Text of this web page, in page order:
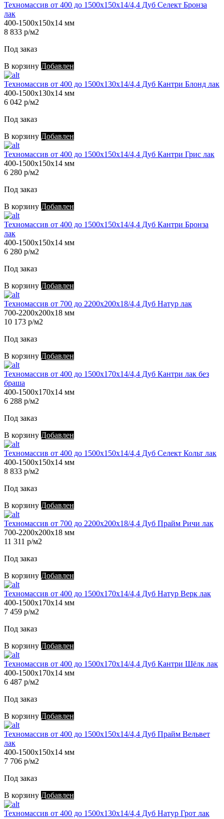
Техномассив от 400 до 1500х150х14/4,4 Дуб Селект Бронза
лак
400-1500х150х14 мм
8 833 р/м2
Под заказ
В корзину Добавлен
Техномассив от 400 до 1500х130х14/4,4 Дуб Кантри Блонд лак
400-1500х130х14 мм
6 042 р/м2
Под заказ
В корзину Добавлен
Техномассив от 400 до 1500х150х14/4,4 Дуб Кантри Грис лак
400-1500х150х14 мм
6 280 р/м2
Под заказ
В корзину Добавлен
Техномассив от 400 до 1500х150х14/4,4 Дуб Кантри Бронза
лак
400-1500х150х14 мм
6 280 р/м2
Под заказ
В корзину Добавлен
Техномассив от 700 до 2200х200х18/4,4 Дуб Натур лак
700-2200х200х18 мм
10 173 р/м2
Под заказ
В корзину Добавлен
Техномассив от 400 до 1500х170х14/4,4 Дуб Кантри лак без
браша
400-1500х170х14 мм
6 288 р/м2
Под заказ
В корзину Добавлен
Техномассив от 400 до 1500х150х14/4,4 Дуб Селект Кольт лак
400-1500х150х14 мм
8 833 р/м2
Под заказ
В корзину Добавлен
Техномассив от 700 до 2200х200х18/4,4 Дуб Прайм Ричи лак
700-2200х200х18 мм
11 311 р/м2
Под заказ
В корзину Добавлен
Техномассив от 400 до 1500х170х14/4,4 Дуб Натур Верк лак
400-1500х170х14 мм
7 459 р/м2
Под заказ
В корзину Добавлен
Техномассив от 400 до 1500х170х14/4,4 Дуб Кантри Шёлк лак
400-1500х170х14 мм
6 487 р/м2
Под заказ
В корзину Добавлен
Техномассив от 400 до 1500х150х14/4,4 Дуб Прайм Вельвет
лак
400-1500х150х14 мм
7 706 р/м2
Под заказ
В корзину Добавлен
Техномассив от 400 до 1500х130х14/4,4 Дуб Натур Грот лак